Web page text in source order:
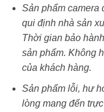
Sản phẩm camera
qui định nhà sản
Thời gian bảo
sản phẩm. Không
của khách hàng.
Sản phẩm lỗi, hư
lòng mang đến